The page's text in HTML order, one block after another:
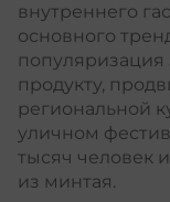
внутреннего
основного
популяризация
продукту,
региональной
уличном
тысяч человек
из минтая.